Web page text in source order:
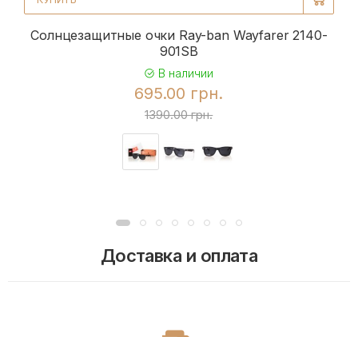
Солнцезащитные очки Ray-ban Wayfarer 2140-
901SB
В наличии
695.00 грн.
1390.00 грн.
Доставка и оплата